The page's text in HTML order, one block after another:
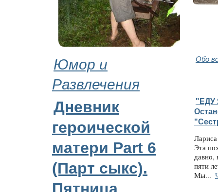
Юмор и
Развлечения
Обо
Дневник
героической
матери Part 6
(Парт cыкс).
"ЕДУ
Эта
давно,
пяти
Мы...